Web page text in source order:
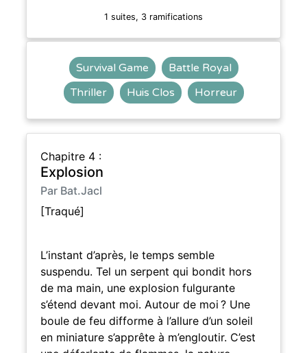
1 suites, 3 ramifications
Survival Game
Battle Royal
Thriller
Huis Clos Horreur
Chapitre 4 :
Explosion
Par Bat.Jacl
[Traqué]
L’instant d’après, le temps semble
suspendu. Tel un serpent qui bondit hors
de ma main, une explosion fulgurante
s’étend devant moi. Autour de moi ? Une
boule de feu difforme à l’allure d’un soleil
en miniature s’apprête à m’engloutir. C’est